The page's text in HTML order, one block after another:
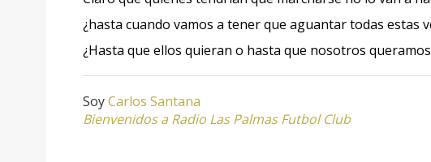
¿hasta cuando vamos a tener que aguantar todas estas
¿Hasta que ellos quieran o hasta que nosotros
SoyCarlos Santana
Bienvenidos a Radio Las Palmas Futbol Club